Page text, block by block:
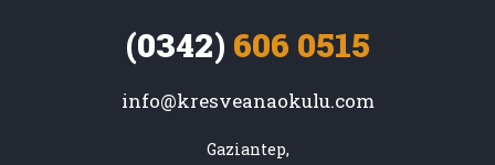
(0342) 606 0515
info@kresveanaokulu.com
Gaziantep,